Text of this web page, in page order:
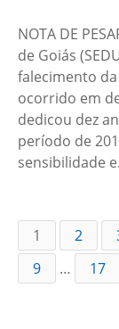
NOTA DE
de Goiás
falecimento
ocorrido em
dedicou dez
período de
sensibilidade
1 2
9
… 17